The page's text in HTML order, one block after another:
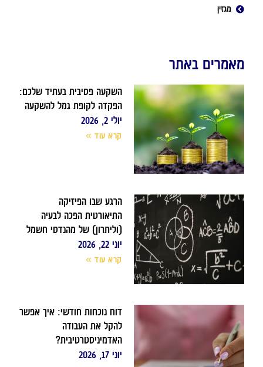
מגזין
מאמרים באתר
השקעה פסיבית בעתיד שלכם:
הפקדה לקופת גמל להשקעה
יולי 2, 2026
קרא עוד »
הרגע שבו הפיזיקה
התיאורטית הפכה לבעיה
(וליתרון) של מהנדסי חשמל
יוני 22, 2026
קרא עוד »
דוח נוכחות חודשי: איך אפשר
להקל את העבודה
האדמיניסטרטיבית?
יוני 17, 2026